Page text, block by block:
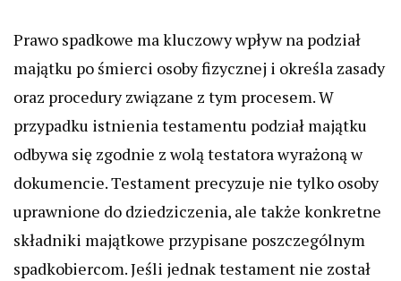
Prawo spadkowe ma kluczowy wpływ na podział
majątku po śmierci osoby fizycznej i określa zasady
oraz procedury związane z tym procesem. W
przypadku istnienia testamentu podział majątku
odbywa się zgodnie z wolą testatora wyrażoną w
dokumencie. Testament precyzuje nie tylko osoby
uprawnione do dziedziczenia, ale także konkretne
składniki majątkowe przypisane poszczególnym
spadkobiercom. Jeśli jednak testament nie został